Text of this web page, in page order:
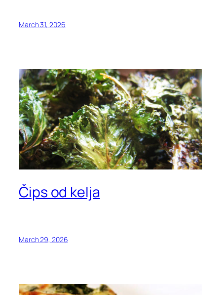
March 31, 2026
Čips od kelja
March 29, 2026